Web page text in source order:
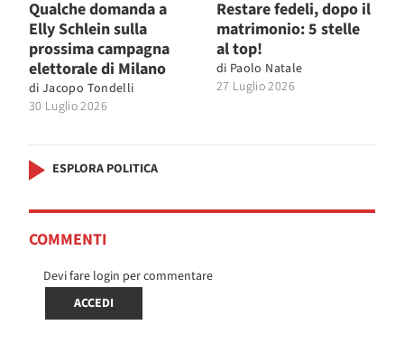
Qualche domanda a
Elly Schlein sulla
prossima campagna
elettorale di Milano
di Jacopo Tondelli
30 Luglio 2026
Restare fedeli, dopo il
matrimonio: 5 stelle
al top!
di Paolo Natale
27 Luglio 2026
ESPLORA POLITICA
COMMENTI
Devi fare login per commentare
ACCEDI